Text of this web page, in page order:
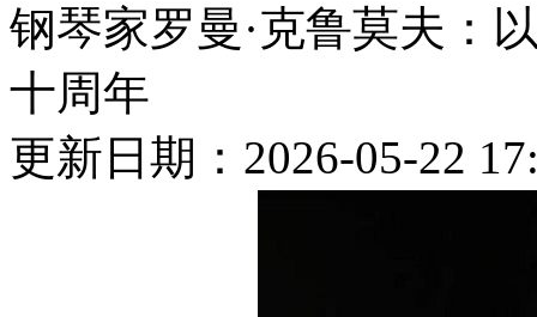
钢琴家罗曼·克鲁莫夫：
十周年
更新日期：2026-05-22